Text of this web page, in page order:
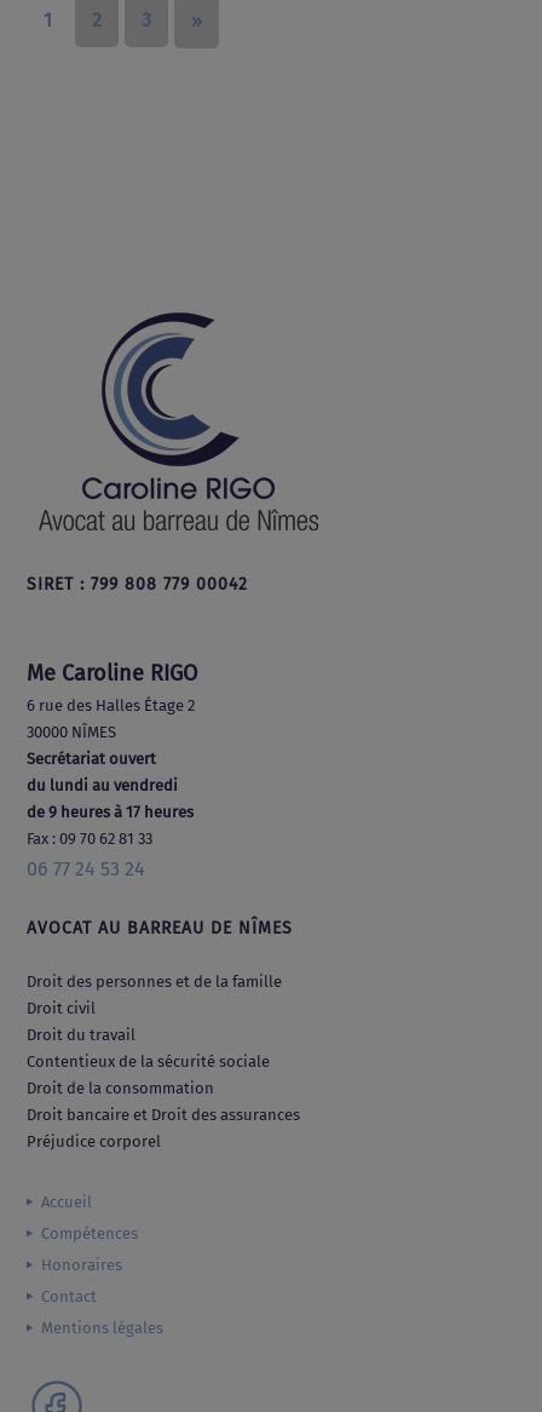
1 2 3 »
SIRET : 799 808 779 00042
Me Caroline RIGO
6 rue des Halles Étage 2
30000 NÎMES
Secrétariat ouvert
du lundi au vendredi
de 9 heures à 17 heures
Fax : 09 70 62 81 33
06 77 24 53 24
AVOCAT AU BARREAU DE NÎMES
Droit des personnes et de la famille
Droit civil
Droit du travail
Contentieux de la sécurité sociale
Droit de la consommation
Droit bancaire et Droit des assurances
Préjudice corporel
Accueil
Compétences
Honoraires
Contact
Mentions légales